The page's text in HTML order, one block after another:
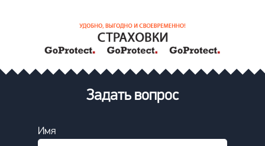
Задать вопрос
Имя